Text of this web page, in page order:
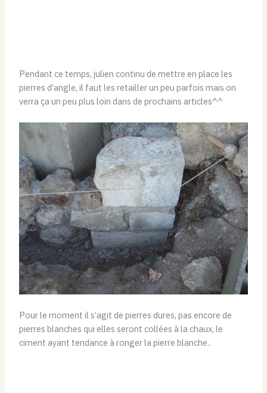
Pendant ce temps, julien continu de mettre en place les
pierres d’angle, il faut les retailler un peu parfois mais on
verra ça un peu plus loin dans de prochains articles^^
Pour le moment il s’agit de pierres dures, pas encore de
pierres blanches qui elles seront collées à la chaux, le
ciment ayant tendance à ronger la pierre blanche..